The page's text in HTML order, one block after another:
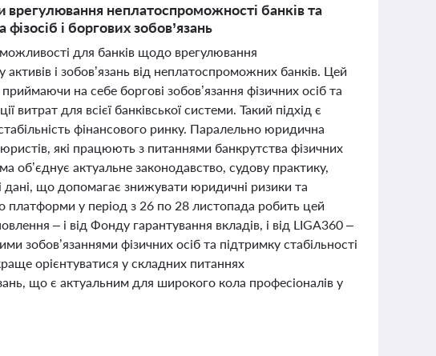
врегулювання неплатоспроможності банків та
і боргових зобов’язань
для банків щодо врегулювання
і зобов’язань від неплатоспроможних банків. Цей
на себе боргові зобов’язання фізичних осіб та
витрат для всієї банківської системи. Такий підхід є
фінансового ринку. Паралельно юридична
які працюють з питаннями банкрутства фізичних
об’єднує актуальне законодавство, судову практику,
дані, що допомагає знижувати юридичні ризики та
платформи у період з 26 по 28 листопада робить цей
– і від Фонду гарантування вкладів, і від LIGA360 –
зобов’язаннями фізичних осіб та підтримку стабільності
орієнтуватися у складних питаннях
що є актуальним для широкого кола професіоналів у